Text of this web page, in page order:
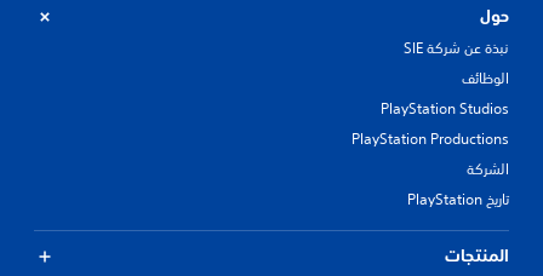
حول
نبذة عن شركة SIE
الوظائف
PlayStation Studios
PlayStation Productions
الشركة
تاريخ PlayStation
المنتجات